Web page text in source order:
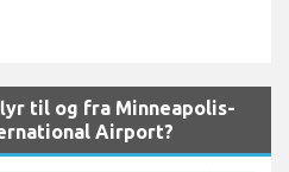
til og fra Minneapolis-
Airport?